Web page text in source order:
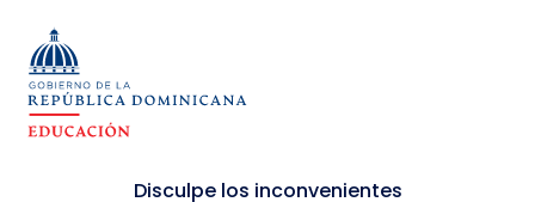
Disculpe los inconvenientes